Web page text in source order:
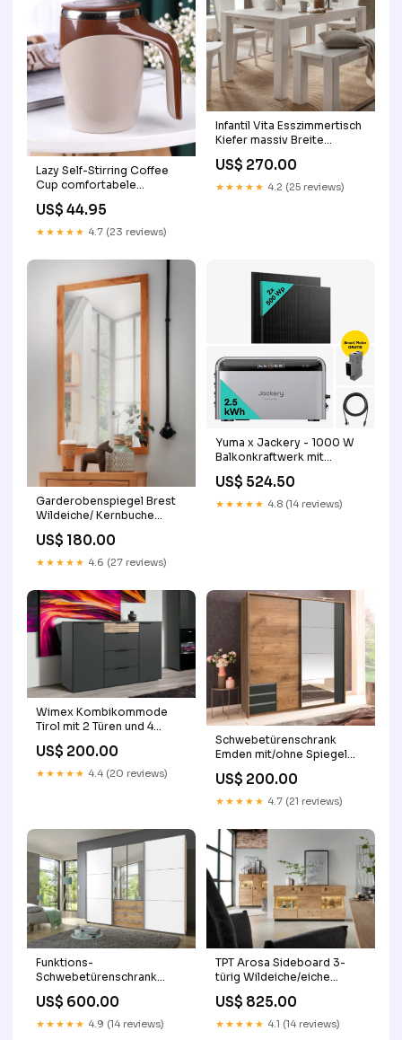
Lazy Self-Stirring Coffee
Cup comfortabele
US$ 44.95
★★★★★ 4.7 (23 reviews)
Infantil Vita Esszimmertisch
Kiefer massiv Breite
140/160/180 cm x T 90 cm
Größe BxHxT in cm:180 x 75
x 90 cm
US$ 270.00
★★★★★ 4.2 (25 reviews)
Garderobenspiegel Brest
Wildeiche/ Kernbuche
massiv Größe:50 x 140 cm
US$ 180.00
★★★★★ 4.6 (27 reviews)
Yuma x Jackery - 1000 W
Balkonkraftwerk mit
800W-Wechselrichter
US$ 524.50
★★★★★ 4.8 (14 reviews)
Wimex Kombikommode
Tirol mit 2 Türen und 4
x84 x 41 cm TV Lowboard
US$ 200.00
★★★★★ 4.4 (20 reviews)
Schwebetürenschrank
Emden mit/ohne Spiegel
und Schubladen B/H/T ca.
135/180 x 198 x 65 cm
Andorra
US$ 200.00
★★★★★ 4.7 (21 reviews)
Funktions-
Schwebetürenschrank
Magic Holzdekor mit 2
Spiegeltüren B/H/T ca. 300
x 236 x 65 cm
US$ 600.00
★★★★★ 4.9 (14 reviews)
TPT Arosa Sideboard 3-
türig Wildeiche/eiche
massiv Inkl. Beleuchtung
Breite 178 cm x H 88 cm
sofort lieferbar
US$ 825.00
★★★★★ 4.1 (14 reviews)